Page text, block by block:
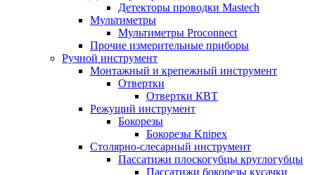
Детекторы проводки Mastech
Мультиметры
Мультиметры Proconnect
Прочие измерительные приборы
Ручной инструмент
Монтажный и крепежный инструмент
Отвертки
Отвертки КВТ
Режущий инструмент
Бокорезы
Бокорезы Knipex
Столярно-слесарный инструмент
Пассатижи плоскогубцы круглогубцы
Пассатижи бокорезы кусачки